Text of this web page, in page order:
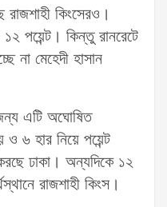
কিংসেরও।
পয়েন্ট। কিন্তু রানরেটে
না মেহেদী হাসান
এটি অঘোষিত
৬ হার নিয়ে পয়েন্ট
ঢাকা। অন্যদিকে ১২
রাজশাহী কিংস।